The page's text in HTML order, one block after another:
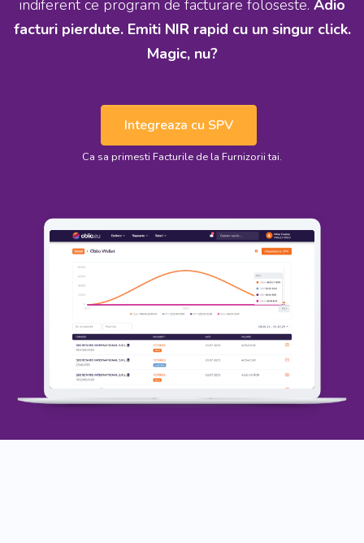
indiferent ce program de facturare foloseste. Adio
facturi pierdute. Emiti NIR rapid cu un singur click.
Magic, nu?
Integreaza cu SPV
Ca sa primesti Facturile de la Furnizorii tai.